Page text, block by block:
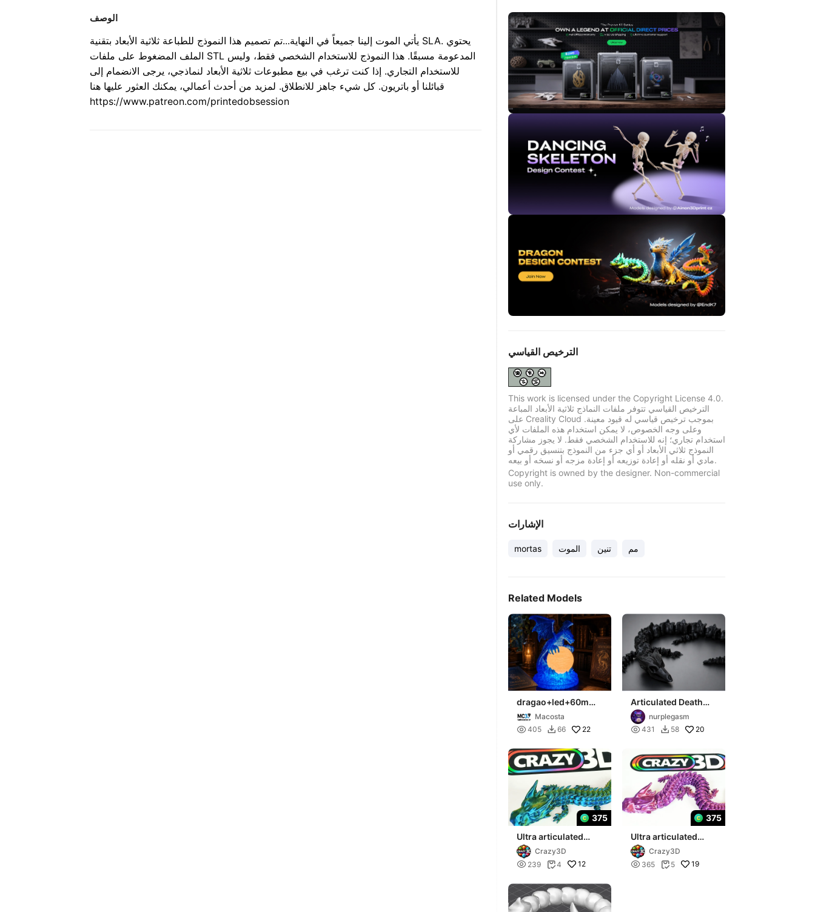
الوصف
يأتي الموت إلينا جميعاً في النهاية...تم تصميم هذا النموذج للطباعة ثلاثية الأبعاد بتقنية SLA. يحتوي
الملف المضغوط على ملفات STL المدعومة مسبقًا. هذا النموذج للاستخدام الشخصي فقط، وليس
للاستخدام التجاري. إذا كنت ترغب في بيع مطبوعات ثلاثية الأبعاد لنماذجي، يرجى الانضمام إلى
قبائلنا أو باتريون. كل شيء جاهز للانطلاق. لمزيد من أحدث أعمالي، يمكنك العثور عليها هنا
https://www.patreon.com/printedobsession
الترخيص القياسي
This work is licensed under the Copyright License 4.0.
الترخيص القياسي تتوفر ملفات النماذج ثلاثية الأبعاد المباعة
على Creality Cloud بموجب ترخيص قياسي له قيود معينة.
وعلى وجه الخصوص، لا يمكن استخدام هذه الملفات لأي
استخدام تجاري؛ إنه للاستخدام الشخصي فقط. لا يجوز مشاركة
النموذج ثلاثي الأبعاد أو أي جزء من النموذج بتنسيق رقمي أو
مادي أو نقله أو إعادة توزيعه أو إعادة مزجه أو نسخه أو بيعه.
Copyright is owned by the designer. Non-commercial
use only.
الإشارات
mortas الموت تنين مم
Related Models
dragao+led+60mm
CR
Macosta
 405  66 22
Articulated Death
Dragonnurplegasm
 431  58 20
375
Ultra articulated
Dragon - Big 270mm
Crazy3D
 239 4 12
375
Ultra articulated
Dragon - Huge
430mmCrazy3D
 365  5 19